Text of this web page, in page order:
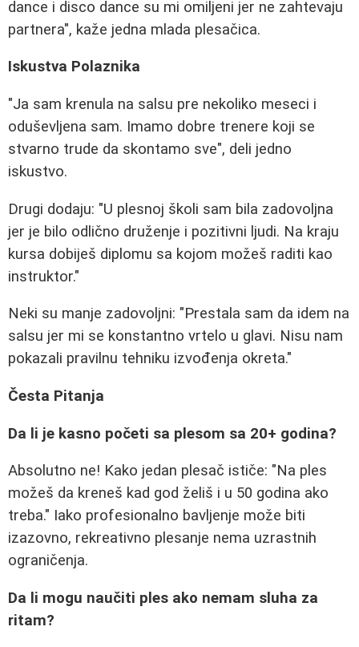
dance i disco dance su mi omiljeni jer ne zahtevaju
partnera", kaže jedna mlada plesačica.
Iskustva Polaznika
"Ja sam krenula na salsu pre nekoliko meseci i
oduševljena sam. Imamo dobre trenere koji se
stvarno trude da skontamo sve", deli jedno
iskustvo.
Drugi dodaju: "U plesnoj školi sam bila zadovoljna
jer je bilo odlično druženje i pozitivni ljudi. Na kraju
kursa dobiješ diplomu sa kojom možeš raditi kao
instruktor."
Neki su manje zadovoljni: "Prestala sam da idem na
salsu jer mi se konstantno vrtelo u glavi. Nisu nam
pokazali pravilnu tehniku izvođenja okreta."
Česta Pitanja
Da li je kasno početi sa plesom sa 20+ godina?
Absolutno ne! Kako jedan plesač ističe: "Na ples
možeš da kreneš kad god želiš i u 50 godina ako
treba." Iako profesionalno bavljenje može biti
izazovno, rekreativno plesanje nema uzrastnih
ograničenja.
Da li mogu naučiti ples ako nemam sluha za
ritam?